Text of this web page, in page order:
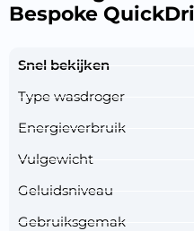
Bespoke
Snel bekijken
Type wasdroger
Energieverbruik
Vulgewicht
Geluidsniveau
Gebruiksgemak